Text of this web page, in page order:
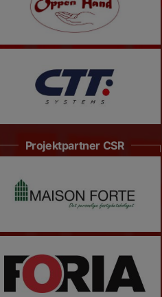
Projektpartner CSR